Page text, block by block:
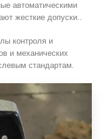
автоматическими
жесткие допуски..
контроля и
и механических
стандартам.